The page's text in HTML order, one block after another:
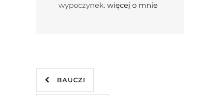
wypoczynek. więcej o mnie
BAUCZI